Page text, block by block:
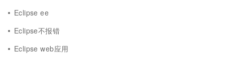
Eclipse ee
Eclipse不报错
Eclipse web应用